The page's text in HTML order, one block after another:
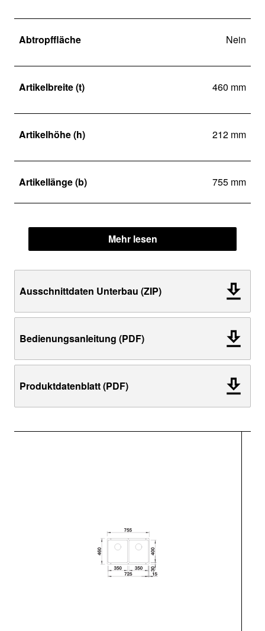
Abtropffläche Nein
Artikelbreite (t) 460 mm
Artikelhöhe (h) 212 mm
Artikellänge (b) 755 mm
Mehr lesen
Ausschnittdaten Unterbau (ZIP)
Bedienungsanleitung (PDF)
Produktdatenblatt (PDF)